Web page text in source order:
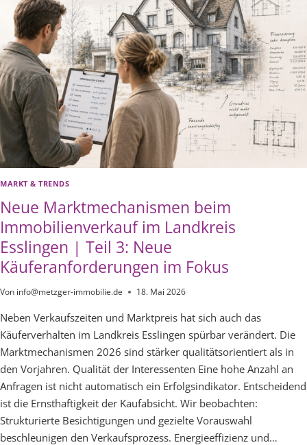
IMMER
GEFRAGTER
WERDEN
MARKT & TRENDS
Neue Marktmechanismen beim
Immobilienverkauf im Landkreis
Esslingen | Teil 3: Neue
Käuferanforderungen im Fokus
Von info@metzger-immobilie.de 18. Mai 2026
Neben Verkaufszeiten und Marktpreis hat sich auch das
Käuferverhalten im Landkreis Esslingen spürbar verändert. Die
Marktmechanismen 2026 sind stärker qualitätsorientiert als in
den Vorjahren. Qualität der Interessenten Eine hohe Anzahl an
Anfragen ist nicht automatisch ein Erfolgsindikator. Entscheidend
ist die Ernsthaftigkeit der Kaufabsicht. Wir beobachten:
Strukturierte Besichtigungen und gezielte Vorauswahl
beschleunigen den Verkaufsprozess. Energieeffizienz und…